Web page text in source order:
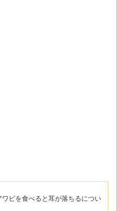
ワビを食べると耳が落ちるについ